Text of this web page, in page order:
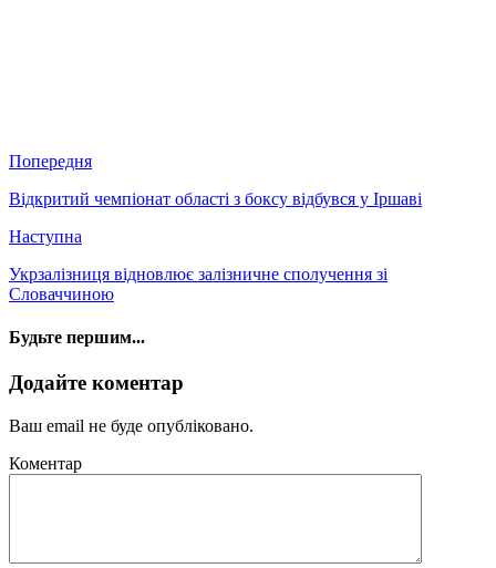
Попередня
Відкритий чемпіонат області з боксу відбувся у Іршаві
Наступна
Укрзалізниця відновлює залізничне сполучення зі
Словаччиною
Будьте першим...
Додайте коментар
Ваш email не буде опубліковано.
Коментар